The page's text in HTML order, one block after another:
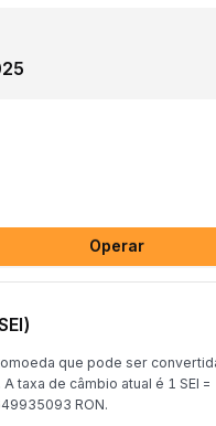
Operar
que pode ser
A taxa de câmbio atual é 1 SEI =
RON.